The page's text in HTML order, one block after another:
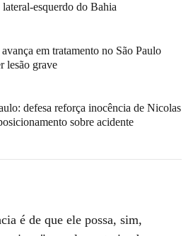
esquerdo do Bahia
em tratamento no São Paulo
lesão grave
defesa reforça inocência de Nicolas
sobre acidente
é de que ele possa, sim,